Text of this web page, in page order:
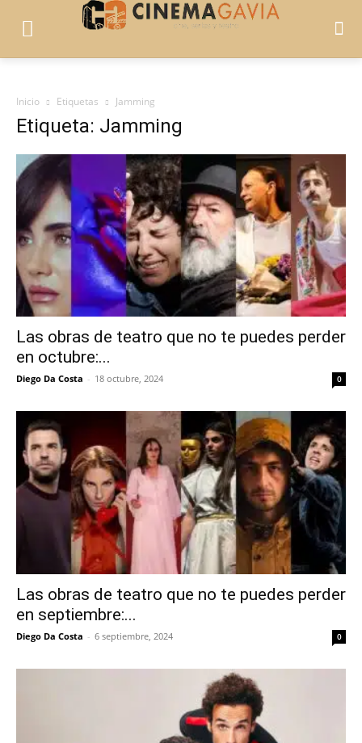
Inicio Etiquetas Jamming
Etiqueta: Jamming
Las obras de teatro que no te puedes perder
en octubre:...
Diego Da Costa - 18 octubre, 2024 0
Las obras de teatro que no te puedes perder
en septiembre:...
Diego Da Costa - 6 septiembre, 2024 0